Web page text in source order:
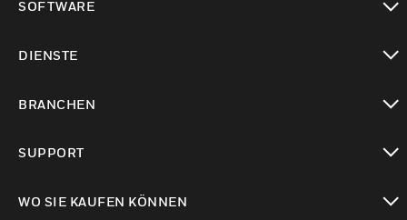
SOFTWARE
DIENSTE
BRANCHEN
SUPPORT
WO SIE KAUFEN KÖNNEN